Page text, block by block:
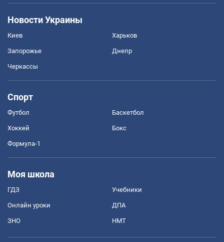
Новости Украины
Киев Харьков
Запорожье Днепр
Черкассы
Спорт
Футбол Баскетбол
Хоккей Бокс
Формула-1
Моя школа
ГДЗ Учебники
Онлайн уроки ДПА
ЗНО НМТ